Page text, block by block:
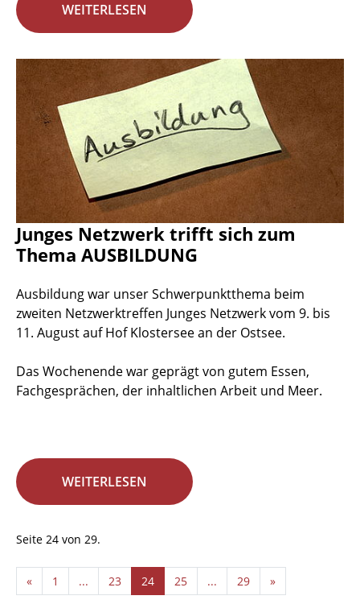
WEITERLESEN
Junges Netzwerk trifft sich zum
Thema AUSBILDUNG
Ausbildung war unser Schwerpunktthema beim
zweiten Netzwerktreffen Junges Netzwerk vom 9. bis
11. August auf Hof Klostersee an der Ostsee.
Das Wochenende war geprägt von gutem Essen,
Fachgesprächen, der inhaltlichen Arbeit und Meer.
WEITERLESEN
Seite 24 von 29.
« 1 ... 23 24 25 ... 29 »